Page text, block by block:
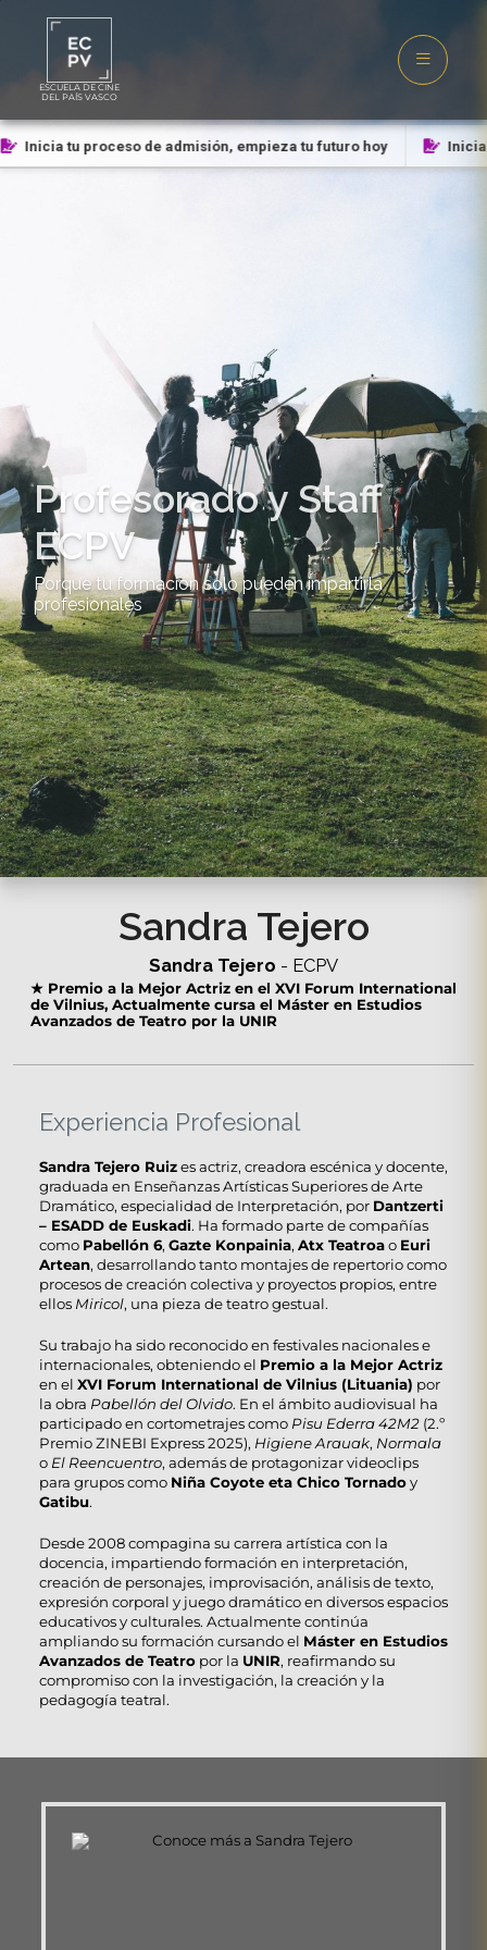
ESCUELA DE CINE
DEL PAÍS VASCO
Inicia tu proceso de admisión, empieza tu futuro hoy Inicia
Profesorado y Staff
ECPV
Porque tu formación solo pueden impartirla
profesionales
Sandra Tejero
Sandra Tejero - ECPV
★ Premio a la Mejor Actriz en el XVI Forum International
de Vilnius, Actualmente cursa el Máster en Estudios
Avanzados de Teatro por la UNIR
Experiencia Profesional
Sandra Tejero Ruizes actriz, creadora escénica y docente,
graduada en Enseñanzas Artísticas Superiores de Arte
Dramático, especialidad de Interpretación, por Dantzerti
– ESADD de Euskadi. Ha formado parte de compañías
como Pabellón 6, Gazte Konpainia, Atx Teatroao Euri
Artean, desarrollando tanto montajes de repertorio como
procesos de creación colectiva y proyectos propios, entre
ellos Miricol, una pieza de teatro gestual.
Su trabajo ha sido reconocido en festivales nacionales e
internacionales, obteniendo el Premio a la Mejor Actriz
en el XVI Forum International de Vilnius (Lituania) por
la obra Pabellón del Olvido. En el ámbito audiovisual ha
participado en cortometrajes como Pisu Ederra 42M2 (2.º
Premio ZINEBI Express 2025), Higiene Arauak, Normala
o El Reencuentro, además de protagonizar videoclips
para grupos como Niña Coyote eta Chico Tornadoy
Gatibu.
Desde 2008 compagina su carrera artística con la
docencia, impartiendo formación en interpretación,
creación de personajes, improvisación, análisis de texto,
expresión corporal y juego dramático en diversos espacios
educativos y culturales. Actualmente continúa
ampliando su formación cursando el Máster en Estudios
Avanzados de Teatro por la UNIR, reafirmando su
compromiso con la investigación, la creación y la
pedagogía teatral.